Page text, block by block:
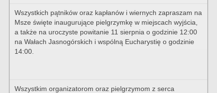
Wszystkich pątników oraz kapłanów i wiernych zapraszam na
Msze święte inaugurujące pielgrzymkę w miejscach wyjścia,
a także na uroczyste powitanie 11 sierpnia o godzinie 12:00
na Wałach Jasnogórskich i wspólną Eucharystię o godzinie
14:00.
Wszystkim organizatorom oraz pielgrzymom z serca